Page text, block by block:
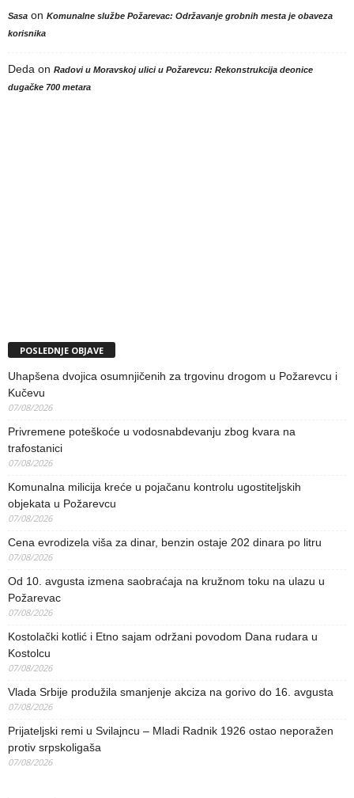
Sasa on Komunalne službe Požarevac: Održavanje grobnih mesta je obaveza
korisnika
Deda on Radovi u Moravskoj ulici u Požarevcu: Rekonstrukcija deonice
dugačke 700 metara
POSLEDNJE OBJAVE
Uhapšena dvojica osumnjičenih za trgovinu drogom u Požarevcu i
Kučevu
07/08/2026
Privremene poteškoće u vodosnabdevanju zbog kvara na
trafostanici
07/08/2026
Komunalna milicija kreće u pojačanu kontrolu ugostiteljskih
objekata u Požarevcu
07/08/2026
Cena evrodizela viša za dinar, benzin ostaje 202 dinara po litru
07/08/2026
Od 10. avgusta izmena saobraćaja na kružnom toku na ulazu u
Požarevac
07/08/2026
Kostolački kotlić i Etno sajam održani povodom Dana rudara u
Kostolcu
07/08/2026
Vlada Srbije produžila smanjenje akciza na gorivo do 16. avgusta
07/08/2026
Prijateljski remi u Svilajncu – Mladi Radnik 1926 ostao neporažen
protiv srpskoligaša
07/08/2026